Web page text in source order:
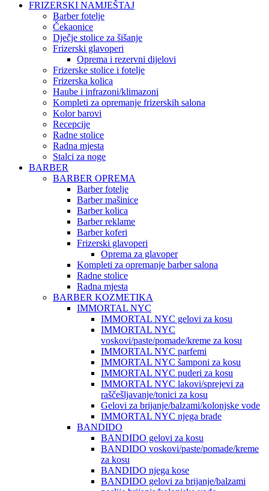
FRIZERSKI NAMJEŠTAJ
Barber fotelje
Čekaonice
Dječje stolice za šišanje
Frizerski glavoperi
Oprema i rezervni dijelovi
Frizerske stolice i fotelje
Frizerska kolica
Haube i infrazoni/klimazoni
Kompleti za opremanje frizerskih salona
Kolor barovi
Recepcije
Radne stolice
Radna mjesta
Stalci za noge
BARBER
BARBER OPREMA
Barber fotelje
Barber mašinice
Barber kolica
Barber reklame
Barber koferi
Frizerski glavoperi
Oprema za glavoper
Kompleti za opremanje barber salona
Radne stolice
Radna mjesta
BARBER KOZMETIKA
IMMORTAL NYC
IMMORTAL NYC gelovi za kosu
IMMORTAL NYC
voskovi/paste/pomade/kreme za kosu
IMMORTAL NYC parfemi
IMMORTAL NYC šamponi za kosu
IMMORTAL NYC puderi za kosu
IMMORTAL NYC lakovi/sprejevi za
raščešljavanje/tonici za kosu
Gelovi za brijanje/balzami/kolonjske vode
IMMORTAL NYC njega brade
BANDIDO
BANDIDO gelovi za kosu
BANDIDO voskovi/paste/pomade/kreme
za kosu
BANDIDO njega kose
BANDIDO gelovi za brijanje/balzami